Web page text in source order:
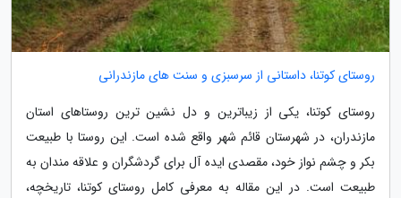
روستای کوتنا، داستانی از سرسبزی و سنت های مازندرانی
روستای کوتنا، یکی از زیباترین و دل نشین ترین روستاهای استان
مازندران، در شهرستان قائم شهر واقع شده است. این روستا با طبیعت
بکر و چشم نواز خود، مقصدی ایده آل برای گردشگران و علاقه مندان به
طبیعت است. در این مقاله به معرفی کامل روستای کوتنا، تاریخچه،